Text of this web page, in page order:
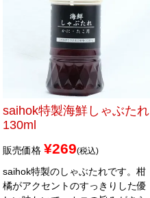
返品について
メルマガ登録
特定商取引法表示
saihok特製海鮮しゃぶたれ
130ml
販売価格 ¥269 税込
saihok特製のしゃぶたれです。柑
橘がアクセントのすっきりした優